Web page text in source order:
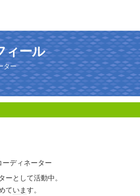
ィール
ター
ーディネーター
ーとして活動中。
ています。